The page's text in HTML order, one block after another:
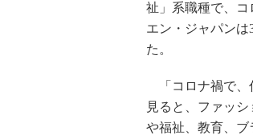
祉」系職種で、
エン・ジャパンは
た。
「コロナ禍で、
見ると、ファッ
や福祉、教育、ブ